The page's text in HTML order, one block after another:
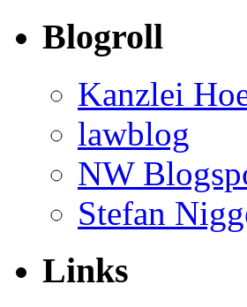
Blogroll
Kanzlei
lawblog
NW
Stefan
Links